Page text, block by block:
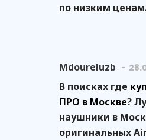
по низким
Mdoureluzb
В поисках где
ПРО в Москве?
наушники в
оригинальных